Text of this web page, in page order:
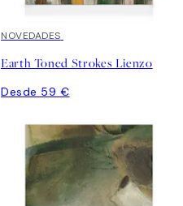
NOVEDADES
Earth Toned Strokes Lienzo
Desde 59 €